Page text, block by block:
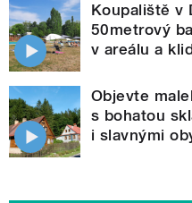
Koupaliště v
50metrový
v areálu a
Objevte
s bohatou
i slavnými